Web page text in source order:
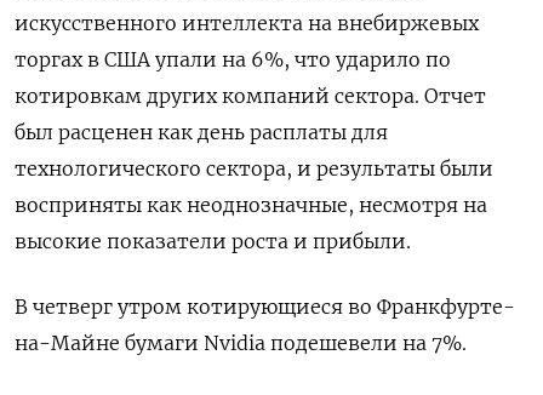
искусственного интеллекта на внебиржевых
торгах в США упали на 6%, что ударило по
котировкам других компаний сектора. Отчет
был расценен как день расплаты для
технологического сектора, и результаты были
восприняты как неоднозначные, несмотря на
высокие показатели роста и прибыли.
В четверг утром котирующиеся во Франкфурте-
на-Майне бумаги Nvidia подешевели на 7%.